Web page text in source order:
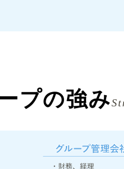
プの強み